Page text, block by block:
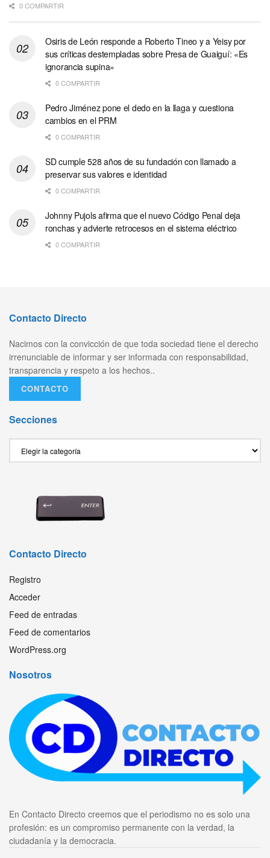
0 COMPARTIR
Osiris de León responde a Roberto Tineo y a Yeisy por
sus críticas destempladas sobre Presa de Guaiguí: «Es
ignorancia supina»
0 COMPARTIR
Pedro Jiménez pone el dedo en la llaga y cuestiona
cambios en el PRM
0 COMPARTIR
SD cumple 528 años de su fundación con llamado a
preservar sus valores e identidad
0 COMPARTIR
Johnny Pujols afirma que el nuevo Código Penal deja
ronchas y advierte retrocesos en el sistema eléctrico
0 COMPARTIR
Contacto Directo
Nacimos con la convicción de que toda sociedad tiene el derecho
irrenunciable de informar y ser informada con responsabilidad,
transparencia y respeto a los hechos..
CONTACTO
Secciones
Contacto Directo
Registro
Acceder
Feed de entradas
Feed de comentarios
WordPress.org
Nosotros
En Contacto Directo creemos que el periodismo no es solo una
profesión: es un compromiso permanente con la verdad, la
ciudadanía y la democracia.